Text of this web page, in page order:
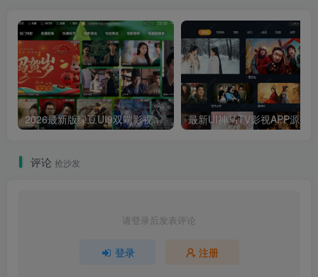
2026最新版绿豆UI9双端影视APP源码
评论 抢沙发
请登录后发表评论
登录 注册